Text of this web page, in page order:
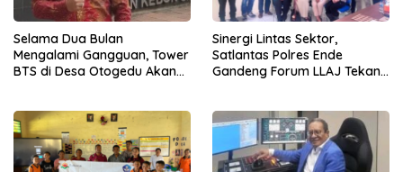
Selama Dua Bulan
Mengalami Gangguan, Tower
BTS di Desa Otogedu Akan
Sinergi Lintas Sektor,
Satlantas Polres Ende
Gandeng Forum LLAJ Tekan